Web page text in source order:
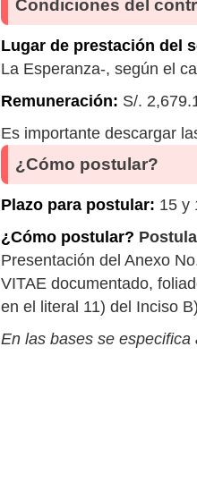
Condiciones del
Lugar de prestación del
La Esperanza-, según el
Remuneración: S/.
Es importante descargar
¿Cómo postular?
Plazo para postular: 15 y
¿Cómo postular?
Presentación del Anexo
VITAE documentado,
en el literal 11) del Inciso
En las bases se